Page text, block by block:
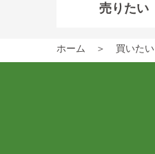
売りたい
ホーム 買いたい